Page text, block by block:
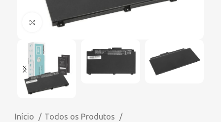
Click to enlarge
Início
Todos os Produtos